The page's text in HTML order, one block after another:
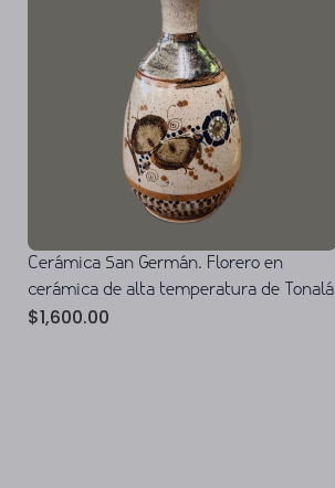
Cerámica San Germán. Florero en
cerámica de alta temperatura de Tonalá
$1,600.00